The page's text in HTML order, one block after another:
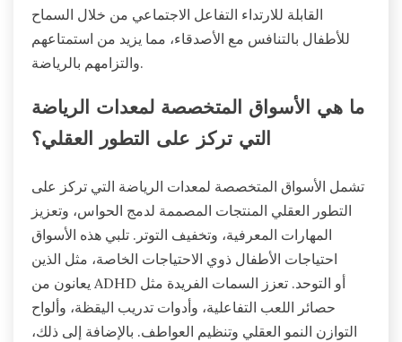
القابلة للارتداء التفاعل الاجتماعي من خلال السماح
للأطفال بالتنافس مع الأصدقاء، مما يزيد من استمتاعهم
والتزامهم بالرياضة.
ما هي الأسواق المتخصصة لمعدات الرياضة
التي تركز على التطور العقلي؟
تشمل الأسواق المتخصصة لمعدات الرياضة التي تركز على
التطور العقلي المنتجات المصممة لدمج الحواس، وتعزيز
المهارات المعرفية، وتخفيف التوتر. تلبي هذه الأسواق
احتياجات الأطفال ذوي الاحتياجات الخاصة، مثل الذين
يعانون من ADHD أو التوحد. تعزز السمات الفريدة مثل
حصائر اللعب التفاعلية، وأدوات تدريب اليقظة، وألواح
التوازن النمو العقلي وتنظيم العواطف. بالإضافة إلى ذلك،